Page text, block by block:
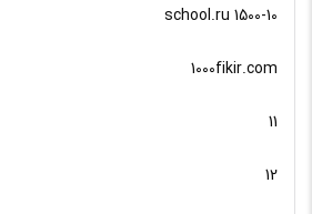
10-school.ru 1500
1000fikir.com
11
12